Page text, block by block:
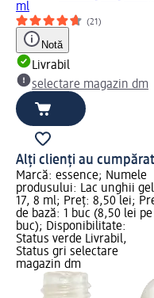
ml
(21)
Notă
Livrabil
selectare magazin dm
Alți clienți au
Marcă: essence; Numele
produsului: Lac unghii gel
17, 8 ml; Preț: 8,50 lei;
de bază: 1 buc (8,50 lei pe
buc); Disponibilitate:
Status verde Livrabil,
Status gri selectare
magazin dm